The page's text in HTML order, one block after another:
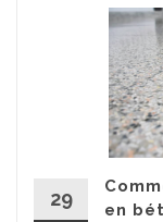
29
en